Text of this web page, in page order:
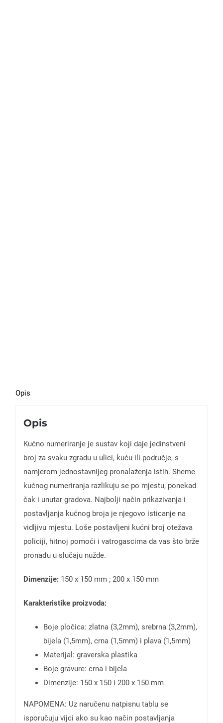
Opis
Opis
Kućno numeriranje je sustav koji daje jedinstveni
broj za svaku zgradu u ulici, kuću ili područje, s
namjerom jednostavnijeg pronalaženja istih. Sheme
kućnog numeriranja razlikuju se po mjestu, ponekad
čak i unutar gradova. Najbolji način prikazivanja i
postavljanja kućnog broja je njegovo isticanje na
vidljivu mjestu. Loše postavljeni kućni broj otežava
policiji, hitnoj pomoći i vatrogascima da vas što brže
pronađu u slučaju nužde.
Dimenzije:150 x 150 mm ; 200 x 150 mm
Karakteristike proizvoda:
Boje pločica: zlatna (3,2mm), srebrna (3,2mm),
bijela (1,5mm), crna (1,5mm) i plava (1,5mm)
Materijal: graverska plastika
Boje gravure: crna i bijela
Dimenzije: 150 x 150 i 200 x 150 mm
NAPOMENA: Uz naručenu natpisnu tablu se
isporučuju vijci ako su kao način postavljanja